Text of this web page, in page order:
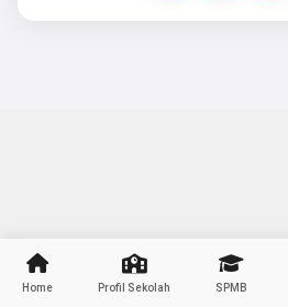
Home Profil Sekolah SPMB